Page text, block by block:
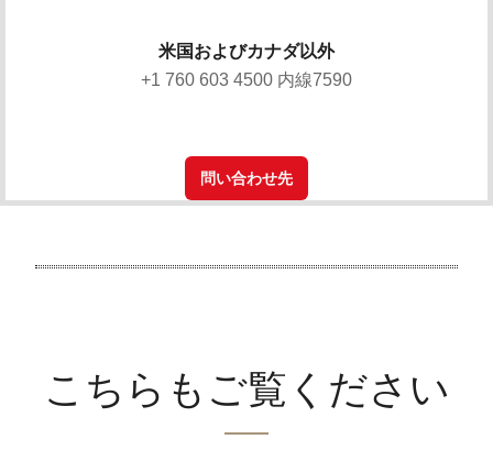
米国およびカナダ以外
+1 760 603 4500 内線7590
問い合わせ先
こちらもご覧ください